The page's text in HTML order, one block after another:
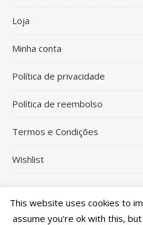
Loja
Minha conta
Política de privacidade
Política de reembolso
Termos e Condições
Wishlist
2026Xi-Coração
This website uses cookies to
assume you're ok with this,